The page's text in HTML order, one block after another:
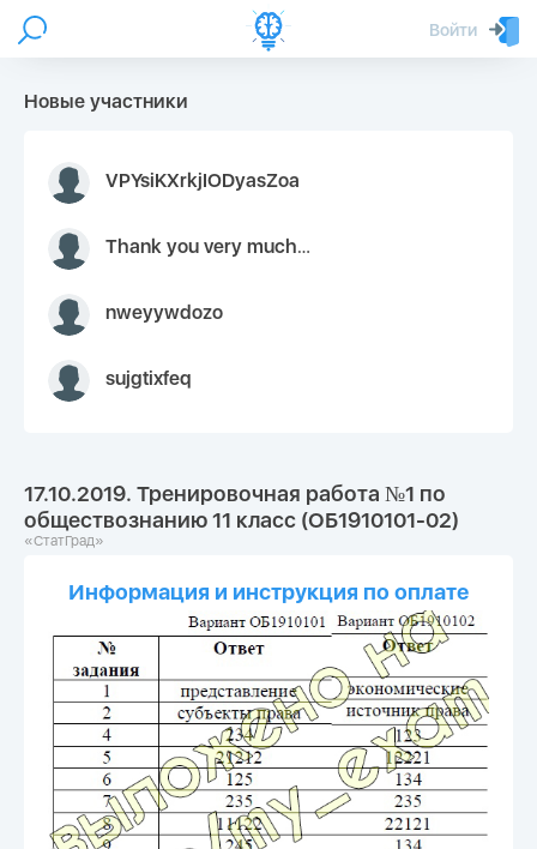
Войти
Новые участники
VPYsiKXrkjIODyasZoa
Thank you very much for your inquiry We appreciate you 9126052 https://youtube.com faceapple !
nweyywdozo
sujgtixfeq
17.10.2019. Тренировочная работа №1 по
обществознанию 11 класс (ОБ1910101-02)
«СтатГрад»
Информация и инструкция по оплате